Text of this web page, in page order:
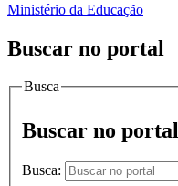
Ministério da Educação
Buscar no portal
Busca
Buscar no portal
Busca: